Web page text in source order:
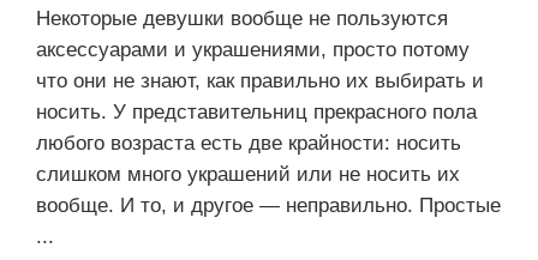
Некоторые девушки вообще не пользуются
аксессуарами и украшениями, просто потому
что они не знают, как правильно их выбирать и
носить. У представительниц прекрасного пола
любого возраста есть две крайности: носить
слишком много украшений или не носить их
вообще. И то, и другое — неправильно. Простые
...